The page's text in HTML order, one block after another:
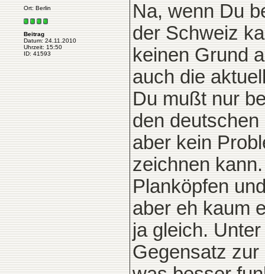
Ort: Berlin
Beitrag
Datum: 24.11.2010
Uhrzeit: 15:50
ID: 41593
Na, wenn Du
der Schweiz
keinen Grund
auch die
Du mußt nur
den
aber kein
zeichnen
Planköpfen
aber eh kaum
ja gleich.
Gegensatz